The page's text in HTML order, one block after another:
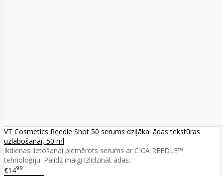
VT Cosmetics Reedle Shot 50 serums dziļākai ādas tekstūras
uzlabošanai, 50 ml
Ikdienas lietošanai piemērots serums ar CICA REEDLE™
tehnoloģiju. Palīdz maigi izlīdzināt ādas..
€1499